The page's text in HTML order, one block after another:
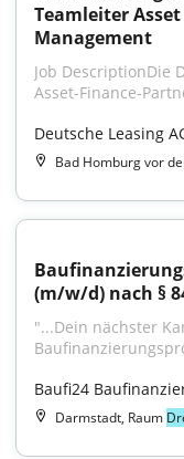
Teamleiter
Management
Job DescriptionDie
Asset-Finance-
Deutsche Leasing
Bad Homburg vor
(m/w/d) nach §
"...Dein nächster
Baufi24
Darmstadt, Raum